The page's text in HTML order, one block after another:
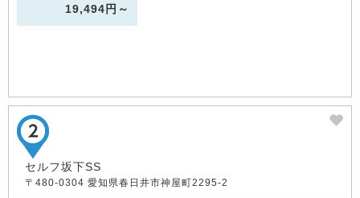
19,494円～
セルフ坂下SS
〒480-0304 愛知県春日井市神屋町2295-2